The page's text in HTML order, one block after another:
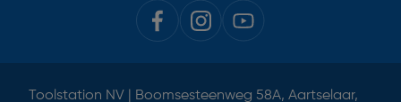
Toolstation NV | Boomsesteenweg 58A, Aartselaar,